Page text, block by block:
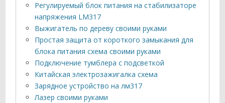
Регулируемый блок питания на стабилизаторе
напряжения LM317
Выжигатель по дереву своими руками
Простая защита от короткого замыкания для
блока питания схема своими руками
Подключение тумблера с подсветкой
Китайская электрозажигалка схема
Зарядное устройство на лм317
Лазер своими руками